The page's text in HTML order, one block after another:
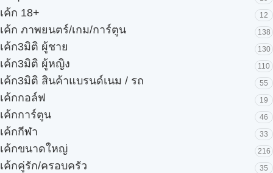
เค้ก 18+ 12
เค้ก ภาพยนตร์/เกม/การ์ตูน 138
เค้ก3มิติ ผู้ชาย 130
เค้ก3มิติ ผู้หญิง 110
เค้ก3มิติ สินค้าแบรนด์เนม / รถ 55
เค้กกอล์ฟ 19
เค้กการ์ตูน 46
เค้กกีฬา 33
เค้กขนาดใหญ่ 216
เค้กคู่รัก/ครอบครัว 35